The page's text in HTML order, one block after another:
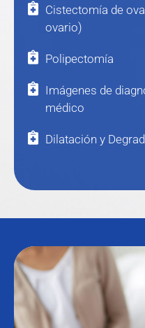
Cistectomía de
ovario)
Polipectomía
Imágenes de
médico
Dilatación y